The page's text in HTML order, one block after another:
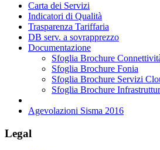
Carta dei Servizi
Indicatori di Qualità
Trasparenza Tariffaria
DB serv. a sovrapprezzo
Documentazione
Sfoglia Brochure
Sfoglia Brochure Fonia
Sfoglia Brochure Servizi
Sfoglia Brochure
Agevolazioni Sisma 2016
Legal